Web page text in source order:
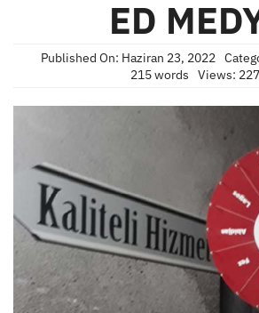
ED
Published On: Haziran 23, 2022
215 words
Views: